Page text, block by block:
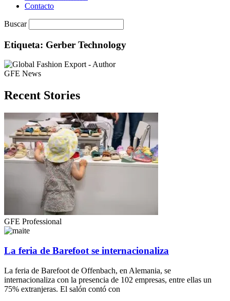
Contacto
Buscar
Etiqueta: Gerber Technology
GFE News
Recent Stories
GFE Professional
La feria de Barefoot se internacionaliza
La feria de Barefoot de Offenbach, en Alemania, se
internacionaliza con la presencia de 102 empresas, entre ellas un
75% extranjeras. El salón contó con